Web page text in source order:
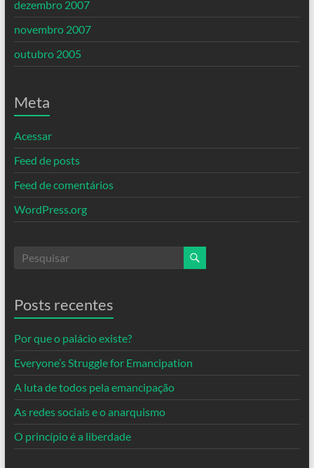
dezembro 2007
novembro 2007
outubro 2005
Meta
Acessar
Feed de posts
Feed de comentários
WordPress.org
Posts recentes
Por que o palácio existe?
Everyone’s Struggle for Emancipation
A luta de todos pela emancipação
As redes sociais e o anarquismo
O princípio é a liberdade